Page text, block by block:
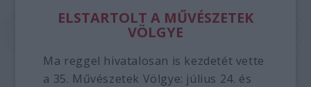
ELSTARTOLT A MŰVÉSZETEK
VÖLGYE
Ma reggel hivatalosan is kezdetét vette
a 35. Művészetek Völgye: július 24. és